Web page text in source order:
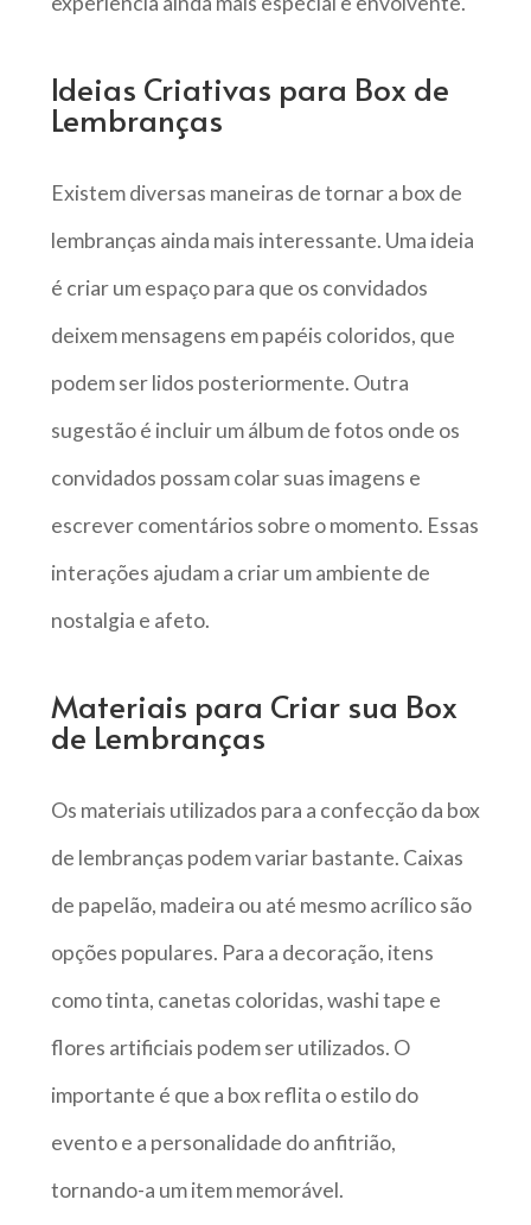
Ideias Criativas para Box de
Lembranças
Existem diversas maneiras de tornar a box de
lembranças ainda mais interessante. Uma ideia
é criar um espaço para que os convidados
deixem mensagens em papéis coloridos, que
podem ser lidos posteriormente. Outra
sugestão é incluir um álbum de fotos onde os
convidados possam colar suas imagens e
escrever comentários sobre o momento. Essas
interações ajudam a criar um ambiente de
nostalgia e afeto.
Materiais para Criar sua Box
de Lembranças
Os materiais utilizados para a confecção da box
de lembranças podem variar bastante. Caixas
de papelão, madeira ou até mesmo acrílico são
opções populares. Para a decoração, itens
como tinta, canetas coloridas, washi tape e
flores artificiais podem ser utilizados. O
importante é que a box reflita o estilo do
evento e a personalidade do anfitrião,
tornando-a um item memorável.